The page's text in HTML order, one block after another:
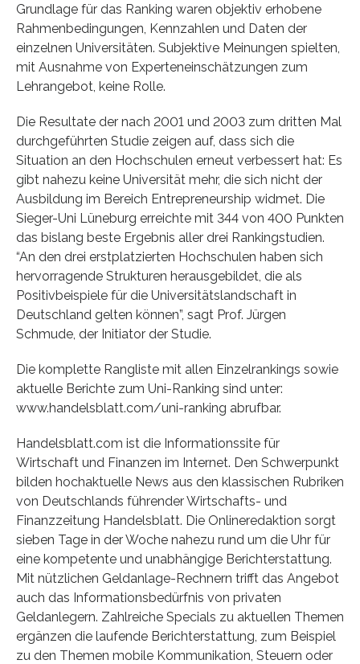
Grundlage für das Ranking waren objektiv erhobene
Rahmenbedingungen, Kennzahlen und Daten der
einzelnen Universitäten. Subjektive Meinungen spielten,
mit Ausnahme von Experteneinschätzungen zum
Lehrangebot, keine Rolle.
Die Resultate der nach 2001 und 2003 zum dritten Mal
durchgeführten Studie zeigen auf, dass sich die
Situation an den Hochschulen erneut verbessert hat: Es
gibt nahezu keine Universität mehr, die sich nicht der
Ausbildung im Bereich Entrepreneurship widmet. Die
Sieger-Uni Lüneburg erreichte mit 344 von 400 Punkten
das bislang beste Ergebnis aller drei Rankingstudien.
“An den drei erstplatzierten Hochschulen haben sich
hervorragende Strukturen herausgebildet, die als
Positivbeispiele für die Universitätslandschaft in
Deutschland gelten können”, sagt Prof. Jürgen
Schmude, der Initiator der Studie.
Die komplette Rangliste mit allen Einzelrankings sowie
aktuelle Berichte zum Uni-Ranking sind unter:
www.handelsblatt.com/uni-ranking abrufbar.
Handelsblatt.com ist die Informationssite für
Wirtschaft und Finanzen im Internet. Den Schwerpunkt
bilden hochaktuelle News aus den klassischen Rubriken
von Deutschlands führender Wirtschafts- und
Finanzzeitung Handelsblatt. Die Onlineredaktion sorgt
sieben Tage in der Woche nahezu rund um die Uhr für
eine kompetente und unabhängige Berichterstattung.
Mit nützlichen Geldanlage-Rechnern trifft das Angebot
auch das Informationsbedürfnis von privaten
Geldanlegern. Zahlreiche Specials zu aktuellen Themen
ergänzen die laufende Berichterstattung, zum Beispiel
zu den Themen mobile Kommunikation, Steuern oder